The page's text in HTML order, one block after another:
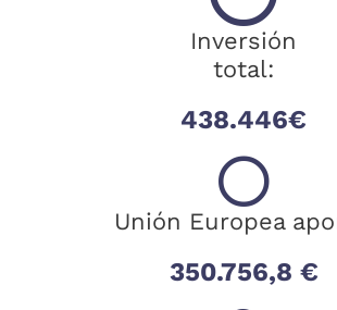
Inversión
total:
438.446€
Unión Europea
350.756,8 €